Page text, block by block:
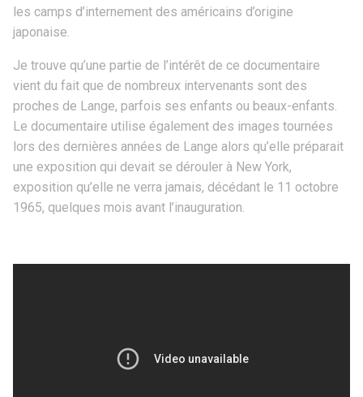
les camps d’internement des américains d’origine
japonaise.
Je trouve qu’une partie de l’intérêt de ce documentaire
vient du fait que de nombreux intervenants sont des
proches de Lange, parfois ses enfants ou beaux-enfants.
Le documentaire utilise également des images tournées
lors des dernières années de Lange alors qu’elle préparait
une exposition qui devait se dérouler à New York,
exposition qu’elle ne verra jamais, décédant le 11 octobre
1965, quelques mois avant l’inauguration.